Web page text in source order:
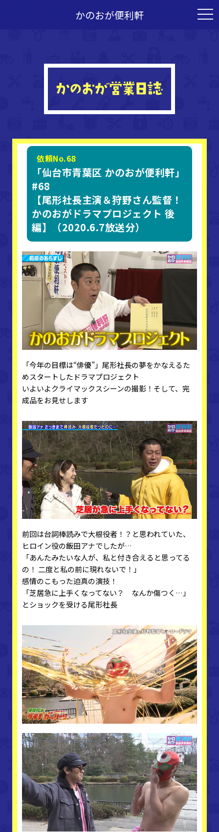
かのおが便利軒
依頼No.68
「仙台市青葉区 かのおが便利軒」
#68
【尾形社長主演＆狩野さん監督！
かのおがドラマプロジェクト 後
編】（2020.6.7放送分）
「今年の目標は“俳優”」尾形社長の夢をかなえるた
めスタートしたドラマプロジェクト
いよいよクライマックスシーンの撮影！そして、完
成品をお見せします
前回は台詞棒読みで大根役者！？と思われていた、
ヒロイン役の飯田アナでしたが…
「あんたみたいな人が、私と付き合えると思ってる
の！ 二度と私の前に現れないで！」
感情のこもった迫真の演技！
「芝居急に上手くなってない？ なんか傷つく…」
とショックを受ける尾形社長